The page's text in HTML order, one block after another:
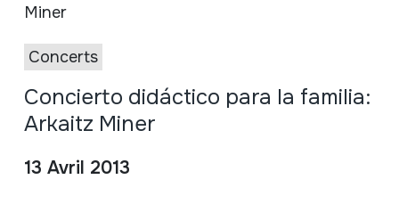
Concerts
Concierto didáctico para la familia:
Arkaitz Miner
13 Avril 2013